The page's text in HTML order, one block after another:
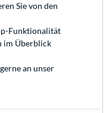
Sie von den
Funktionalität
im Überblick
an unser